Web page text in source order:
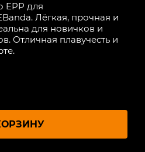
EPP для
Лёгкая, прочная и
для новичков и
Отличная плавучесть и